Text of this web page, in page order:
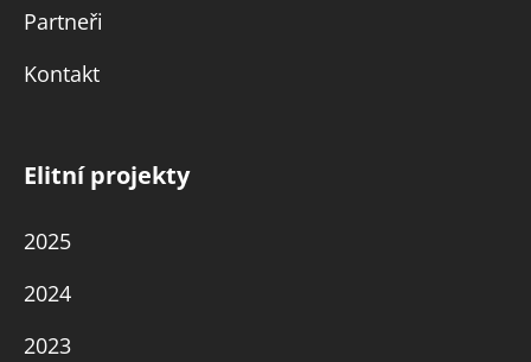
Partneři
Kontakt
Elitní projekty
2025
2024
2023